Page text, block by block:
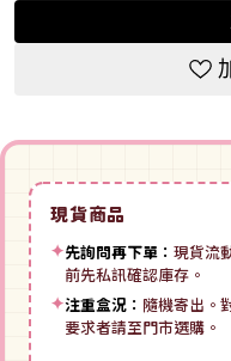
現貨商品
✦先詢問再下單： 現貨流
前先私訊確認庫存。
✦注重盒況： 隨機寄出。
要求者請至門市選購。